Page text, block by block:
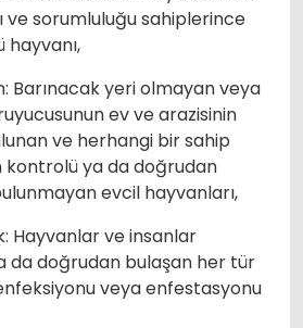
ve sorumluluğu sahiplerince
Barınacak yeri olmayan veya
ev ve arazisinin
ve herhangi bir sahip
kontrolü ya da doğrudan
evcil hayvanları,
Hayvanlar ve insanlar
da doğrudan bulaşan her tür
veya enfestasyonu